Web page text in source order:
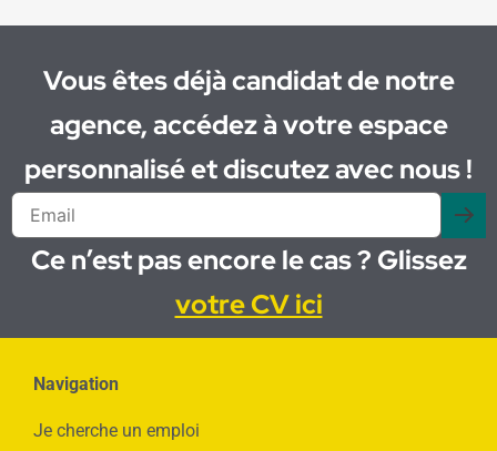
Vous êtes déjà candidat de notre
agence, accédez à votre espace
personnalisé et discutez avec nous !
Ce n’est pas encore le cas ? Glissez
votre CV ici
Navigation
Je cherche un emploi